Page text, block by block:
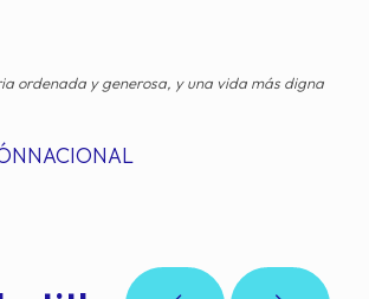
ordenada y generosa, y una vida más digna